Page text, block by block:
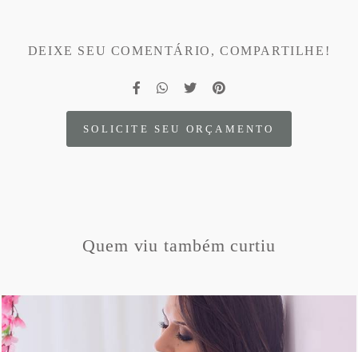
DEIXE SEU COMENTÁRIO, COMPARTILHE!
SOLICITE SEU ORÇAMENTO
Quem viu também curtiu